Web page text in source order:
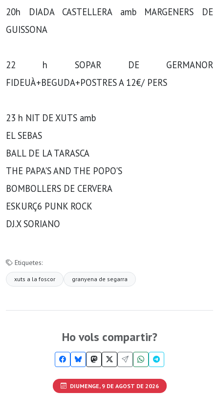
20h DIADA CASTELLERA amb MARGENERS DE
GUISSONA
22 h SOPAR DE GERMANOR
FIDEUÀ+BEGUDA+POSTRES A 12€/ PERS
23 h NIT DE XUTS amb
EL SEBAS
BALL DE LA TARASCA
THE PAPA'S AND THE POPO'S
BOMBOLLERS DE CERVERA
ESKURÇ6 PUNK ROCK
DJ.X SORIANO
Etiquetes:
xuts a la foscor granyena de segarra
Ho vols compartir?
DIUMENGE, 9 DE AGOST DE 2026